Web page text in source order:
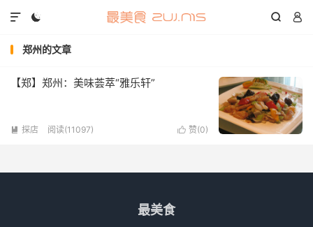
  

郑州的文章
【郑】郑州：美味荟萃“雅乐轩”
 赞(0)
 探店 阅读(11097)
最美食